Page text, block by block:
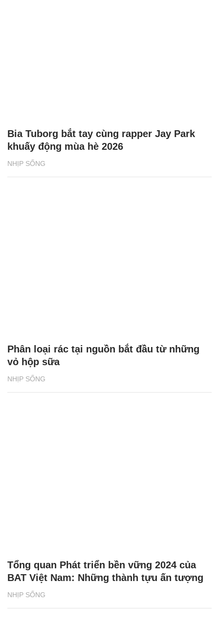
NHỊP SỐNG
Bia Tuborg bắt tay cùng rapper Jay Park
khuấy động mùa hè 2026
NHỊP SỐNG
Phân loại rác tại nguồn bắt đầu từ những
vỏ hộp sữa
NHỊP SỐNG
Tổng quan Phát triển bền vững 2024 của
BAT Việt Nam: Những thành tựu ấn tượng